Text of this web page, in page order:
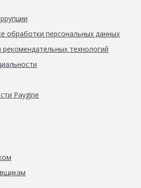
обработки персональных данных
технологий
Paygine